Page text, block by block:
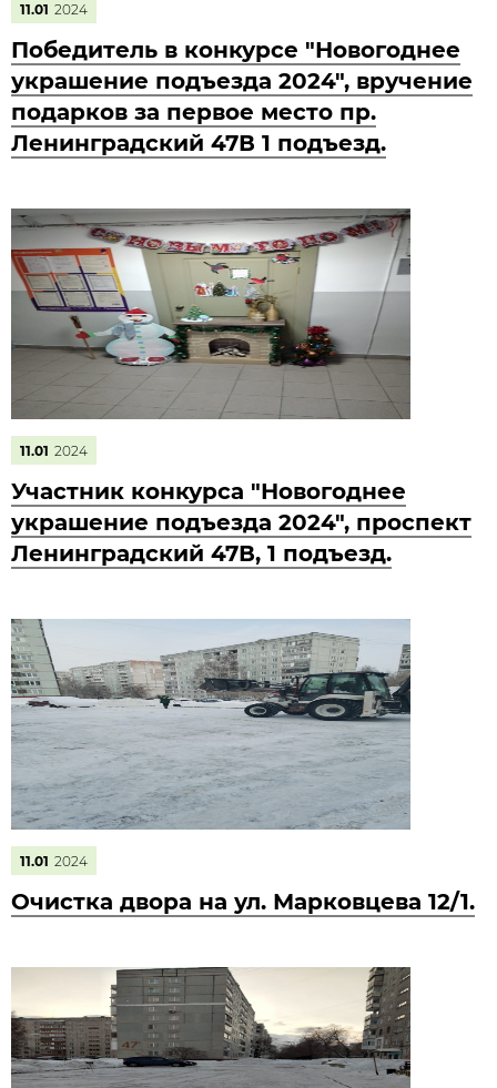
11.01 2024
Победитель в конкурсе "Новогоднее
украшение подъезда 2024", вручение
подарков за первое место пр.
Ленинградский 47В 1 подъезд.
11.01 2024
Участник конкурса "Новогоднее
украшение подъезда 2024", проспект
Ленинградский 47В, 1 подъезд.
11.01 2024
Очистка двора на ул. Марковцева 12/1.